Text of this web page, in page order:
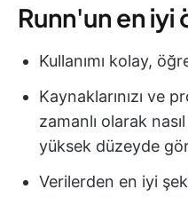
Runn'un en iyi
Kullanımı kolay,
Kaynaklarınızı ve
zamanlı olarak
yüksek düzeyde
Verilerden en iyi